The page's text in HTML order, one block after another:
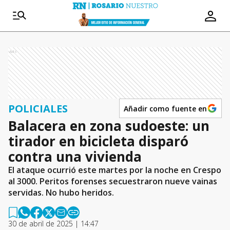
Ads
POLICIALES Añadir como fuente en
Balacera en zona sudoeste: un
tirador en bicicleta disparó
contra una vivienda
El ataque ocurrió este martes por la noche en Crespo
al 3000. Peritos forenses secuestraron nueve vainas
servidas. No hubo heridos.
30 de abril de 2025 | 14:47